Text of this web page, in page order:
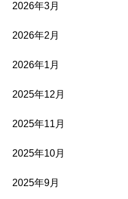
2026年3月
2026年2月
2026年1月
2025年12月
2025年11月
2025年10月
2025年9月